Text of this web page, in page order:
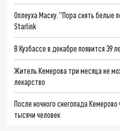
Оплеуха Маску. "Пора снять белые
Starlink
В Кузбассе в декабре появится 39
Житель Кемерова три месяца не
лекарство
После ночного снегопада
тысячи человек